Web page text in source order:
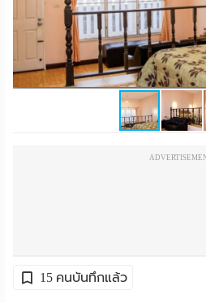
พัก
เดือน
โฆษณา15 คนบันทึกแล้ว